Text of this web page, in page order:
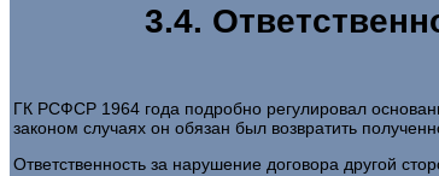
3.4.
ГК РСФСР 1964 года подробно регулировал
законом случаях он обязан был возвратить
Ответственность за нарушение договора другой